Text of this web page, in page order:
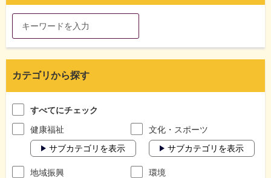
カテゴリから探す
すべてにチェック
健康福祉
サブカテゴリを表示
文化・スポーツ
サブカテゴリを表示
地域振興
環境